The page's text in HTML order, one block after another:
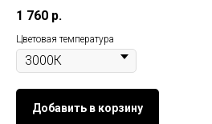
1 760 р.
Цветовая температура
Добавить в корзину